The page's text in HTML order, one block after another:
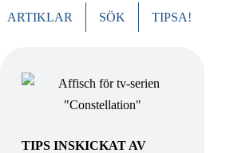
ARTIKLAR SÖK TIPSA!
TIPS INSKICKAT AV